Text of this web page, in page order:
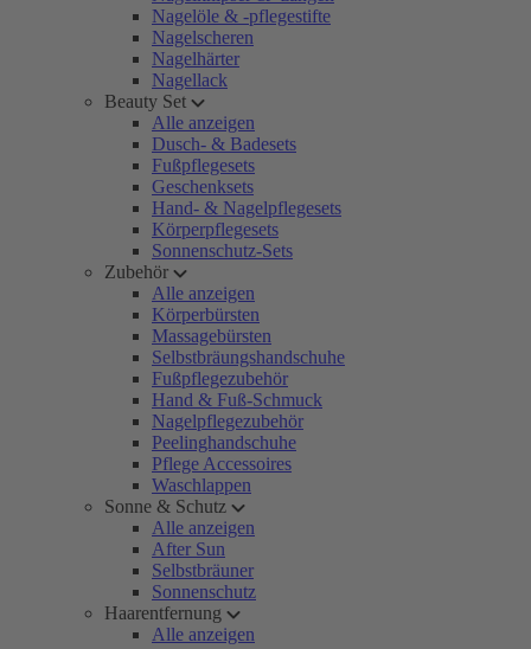
Nagelöle & -pflegestifte
Nagelscheren
Nagelhärter
Nagellack
Beauty Set
Alle anzeigen
Dusch- & Badesets
Fußpflegesets
Geschenksets
Hand- & Nagelpflegesets
Körperpflegesets
Sonnenschutz-Sets
Zubehör
Alle anzeigen
Körperbürsten
Massagebürsten
Selbstbräungshandschuhe
Fußpflegezubehör
Hand & Fuß-Schmuck
Nagelpflegezubehör
Peelinghandschuhe
Pflege Accessoires
Waschlappen
Sonne & Schutz
Alle anzeigen
After Sun
Selbstbräuner
Sonnenschutz
Haarentfernung
Alle anzeigen